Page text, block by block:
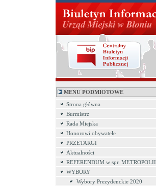
MENU PODMIOTOWE
Strona główna
Burmistrz
Rada Miejska
Honorowi obywatele
PRZETARGI
Aktualności
REFERENDUM w spr. METROPOLII
WYBORY
Wybory Prezydenckie 2020